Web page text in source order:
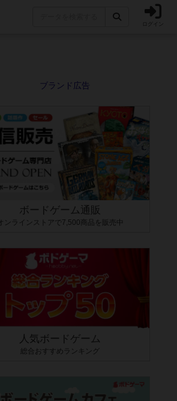
ログイン
ボードゲーム通販
オンラインストアで7,500商品を販売中
人気ボードゲーム
総合おすすめランキング